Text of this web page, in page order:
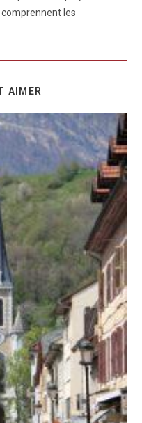
les
AIMER